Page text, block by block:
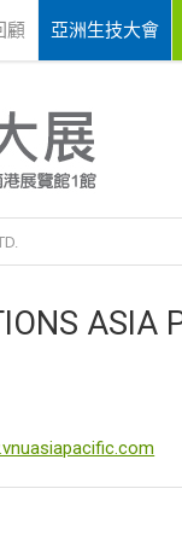
顧 亞洲生技大會
ASIA